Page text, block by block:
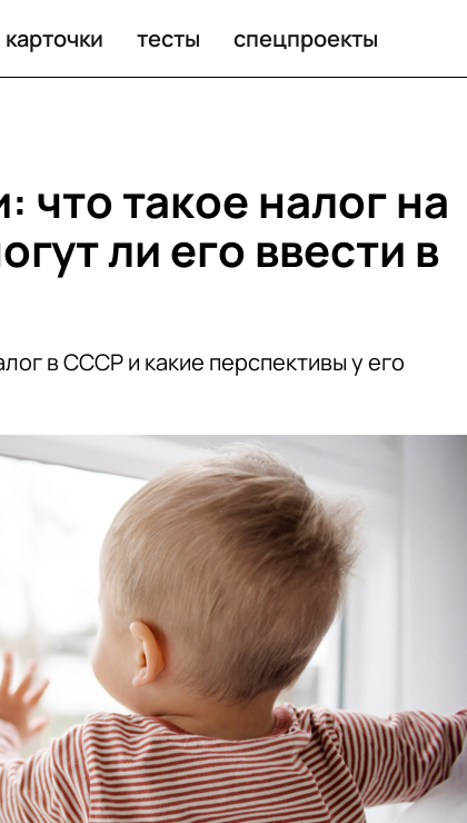
карточки тесты спецпроекты
что такое налог на
ли его ввести в
в СССР и какие перспективы у его